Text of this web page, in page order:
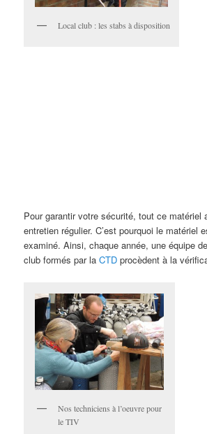
Local club : les stabs à disposition
Pour garantir votre sécurité, tout ce matériel
entretien régulier. C’est pourquoi le matériel
examiné. Ainsi, chaque année, une équipe
club formés par laCTD procèdent à la
Nos techniciens à l’oeuvre pour
le TIV